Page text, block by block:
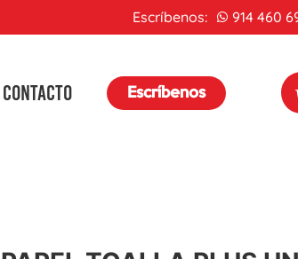
Escríbenos: 914 460
CONTACTO Escríbenos